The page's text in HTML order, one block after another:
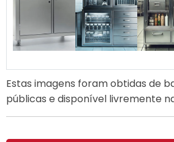
Estas imagens foram obtidas de
públicas e disponível livremente